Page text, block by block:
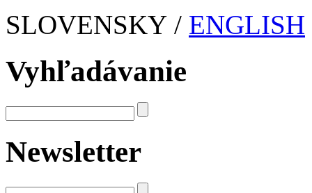
SLOVENSKY / ENGLISH
Vyhľadávanie
Newsletter